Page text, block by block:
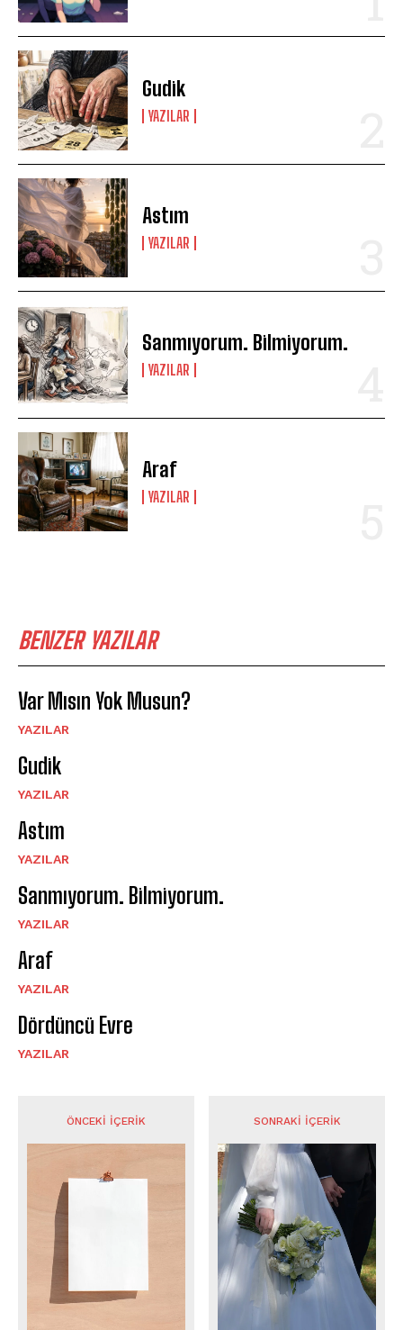
Gudik
YAZILAR
Astım
YAZILAR
Sanmıyorum. Bilmiyorum.
YAZILAR
Araf
YAZILAR
BENZER YAZILAR
Var Mısın Yok Musun?
YAZILAR
Gudik
YAZILAR
Astım
YAZILAR
Sanmıyorum. Bilmiyorum.
YAZILAR
Araf
YAZILAR
Dördüncü Evre
YAZILAR
ÖNCEKI İÇERIK SONRAKI İÇERIK